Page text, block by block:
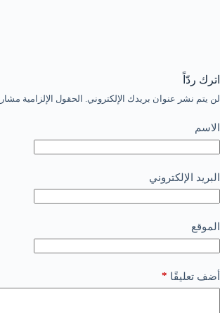
اترك ردّاً
لن يتم نشر عنوان بريدك الإلكتروني. الحقول الإلزامية مشار
الاسم
البريد الإلكتروني
الموقع
أضف تعليقًا *